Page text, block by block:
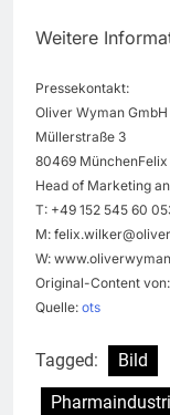
Weitere
Pressekontakt:
Oliver Wyman GmbH
Müllerstraße 3
80469
Head of Marketing
T: +49 152 545 60
M:
W:
Original-Content
Quelle: ots
Tagged: Bild